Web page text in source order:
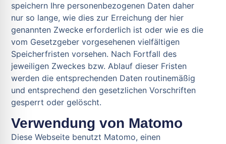
speichern Ihre personenbezogenen Daten daher
nur so lange, wie dies zur Erreichung der hier
genannten Zwecke erforderlich ist oder wie es die
vom Gesetzgeber vorgesehenen vielfältigen
Speicherfristen vorsehen. Nach Fortfall des
jeweiligen Zweckes bzw. Ablauf dieser Fristen
werden die entsprechenden Daten routinemäßig
und entsprechend den gesetzlichen Vorschriften
gesperrt oder gelöscht.
Verwendung von Matomo
Diese Webseite benutzt Matomo, einen